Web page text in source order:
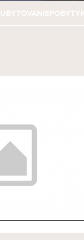
UBYTOVANIEPOBYTY